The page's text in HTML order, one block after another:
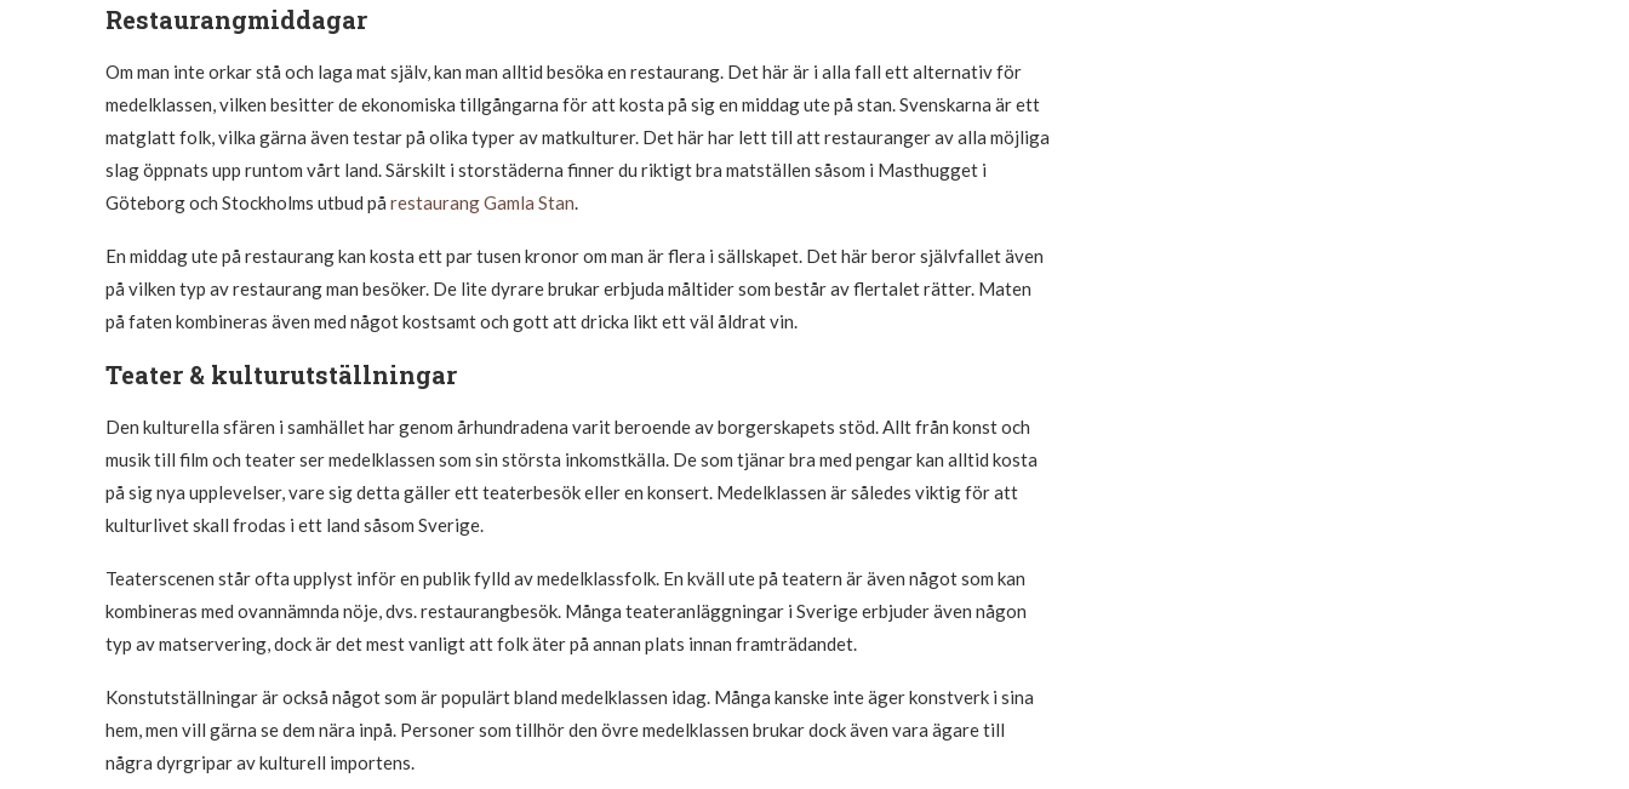
Restaurangmiddagar
Om man inte orkar stå och laga mat själv, kan man alltid besöka en restaurang. Det här är i alla fall ett alternativ för
medelklassen, vilken besitter de ekonomiska tillgångarna för att kosta på sig en middag ute på stan. Svenskarna är ett
matglatt folk, vilka gärna även testar på olika typer av matkulturer. Det här har lett till att restauranger av alla möjliga
slag öppnats upp runtom vårt land. Särskilt i storstäderna finner du riktigt bra matställen såsom i Masthugget i
Göteborg och Stockholms utbud på restaurang Gamla Stan.
En middag ute på restaurang kan kosta ett par tusen kronor om man är flera i sällskapet. Det här beror självfallet även
på vilken typ av restaurang man besöker. De lite dyrare brukar erbjuda måltider som består av flertalet rätter. Maten
på faten kombineras även med något kostsamt och gott att dricka likt ett väl åldrat vin.
Teater & kulturutställningar
Den kulturella sfären i samhället har genom århundradena varit beroende av borgerskapets stöd. Allt från konst och
musik till film och teater ser medelklassen som sin största inkomstkälla. De som tjänar bra med pengar kan alltid kosta
på sig nya upplevelser, vare sig detta gäller ett teaterbesök eller en konsert. Medelklassen är således viktig för att
kulturlivet skall frodas i ett land såsom Sverige.
Teaterscenen står ofta upplyst inför en publik fylld av medelklassfolk. En kväll ute på teatern är även något som kan
kombineras med ovannämnda nöje, dvs. restaurangbesök. Många teateranläggningar i Sverige erbjuder även någon
typ av matservering, dock är det mest vanligt att folk äter på annan plats innan framträdandet.
Konstutställningar är också något som är populärt bland medelklassen idag. Många kanske inte äger konstverk i sina
hem, men vill gärna se dem nära inpå. Personer som tillhör den övre medelklassen brukar dock även vara ägare till
några dyrgripar av kulturell importens.